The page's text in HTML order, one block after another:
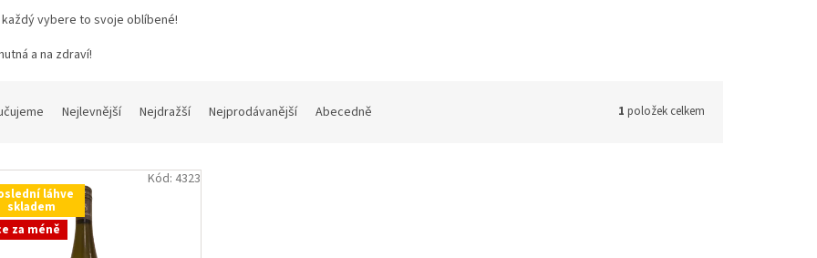
vybere to svoje oblíbené!
a na zdraví!
Nejlevnější Nejdražší Nejprodávanější Abecedně 1 položek celkem
láhve
skladem
za méně
Kód: 4323